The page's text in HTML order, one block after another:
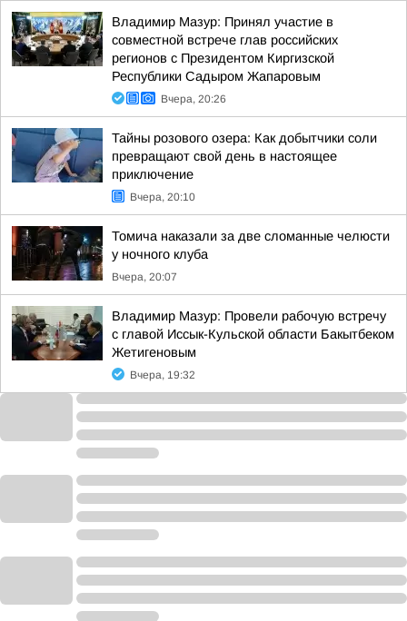
Владимир Мазур: Принял участие в
совместной встрече глав российских
регионов с Президентом Киргизской
Республики Садыром Жапаровым
Вчера, 20:26
Тайны розового озера: Как добытчики соли
превращают свой день в настоящее
приключение
Вчера, 20:10
Томича наказали за две сломанные челюсти
у ночного клуба
Вчера, 20:07
Владимир Мазур: Провели рабочую встречу
с главой Иссык-Кульской области Бакытбеком
Жетигеновым
Вчера, 19:32